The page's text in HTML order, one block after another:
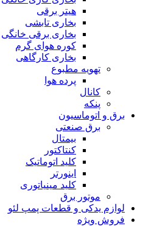
هیتر برقی
بخاری تابشی
بخاری برقی خانگی
کوره هوای گرم
بخاری کارگاهی
تهویه مطبوع
پرده هوا
کانال
پنکه
برق و اتوماسیون
برق صنعتی
بیمتال
کنتاکتور
کلید اتوماتیک
اینورتر
کلید مینیاتوری
موتور برق
لوازم یدکی و قطعات پمپ لئو
فروش ویژه